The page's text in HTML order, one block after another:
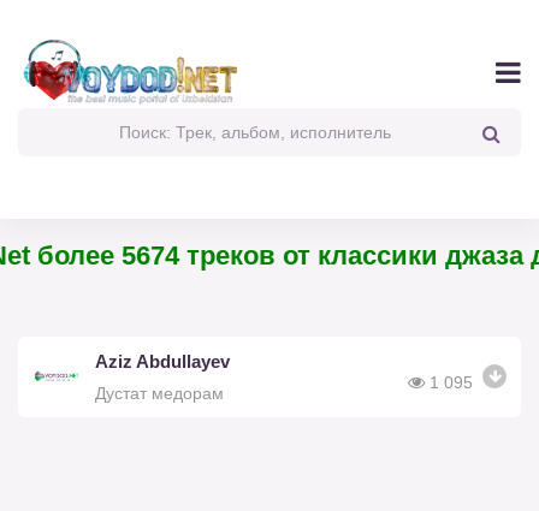
более 5674 треков от классики джаза
Aziz Abdullayev
Дустат медорам
1 095